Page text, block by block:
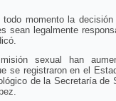
momento la decisión
sean legalmente
sexual han
se registraron en el
de la Secretaría de